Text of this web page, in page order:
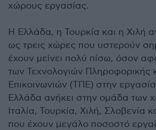
χώρους εργασίας.
Η Ελλάδα, η Τουρκία και η Χιλή
ως τρεις χώρες που υστερούν
έχουν μείνει πολύ πίσω, όσον
των Τεχνολογιών Πληροφορικής
Επικοινωνιών (ΤΠΕ) στην
Ελλάδα ανήκει στην ομάδα των
Ιταλία, Τουρκία, Χιλή, Σλοβενία
που έχουν μεγάλο ποσοστό